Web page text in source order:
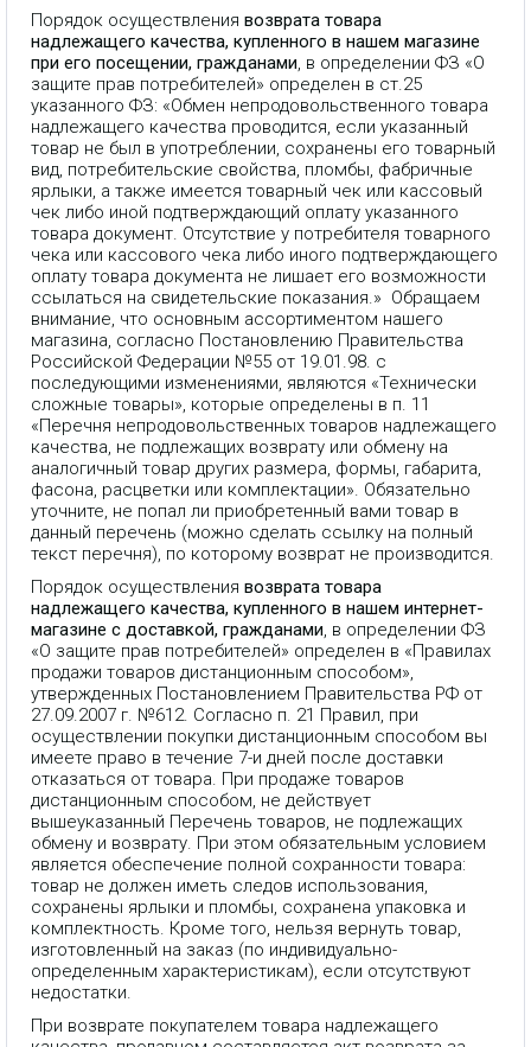
Порядок осуществления возврата товара
надлежащего качества, купленного в нашем магазине
при его посещении, гражданами, в определении ФЗ «О
защите прав потребителей» определен в ст.25
указанного ФЗ: «Обмен непродовольственного товара
надлежащего качества проводится, если указанный
товар не был в употреблении, сохранены его товарный
вид, потребительские свойства, пломбы, фабричные
ярлыки, а также имеется товарный чек или кассовый
чек либо иной подтверждающий оплату указанного
товара документ. Отсутствие у потребителя товарного
чека или кассового чека либо иного подтверждающего
оплату товара документа не лишает его возможности
ссылаться на свидетельские показания.» Обращаем
внимание, что основным ассортиментом нашего
магазина, согласно Постановлению Правительства
Российской Федерации №55 от 19.01.98. с
последующими изменениями, являются «Технически
сложные товары», которые определены в п. 11
«Перечня непродовольственных товаров надлежащего
качества, не подлежащих возврату или обмену на
аналогичный товар других размера, формы, габарита,
фасона, расцветки или комплектации». Обязательно
уточните, не попал ли приобретенный вами товар в
данный перечень (можно сделать ссылку на полный
текст перечня), по которому возврат не производится.
Порядок осуществления возврата товара
надлежащего качества, купленного в нашем интернет-
магазине с доставкой, гражданами, в определении ФЗ
«О защите прав потребителей» определен в «Правилах
продажи товаров дистанционным способом»,
утвержденных Постановлением Правительства РФ от
27.09.2007 г. №612. Согласно п. 21 Правил, при
осуществлении покупки дистанционным способом вы
имеете право в течение 7-и дней после доставки
отказаться от товара. При продаже товаров
дистанционным способом, не действует
вышеуказанный Перечень товаров, не подлежащих
обмену и возврату. При этом обязательным условием
является обеспечение полной сохранности товара:
товар не должен иметь следов использования,
сохранены ярлыки и пломбы, сохранена упаковка и
комплектность. Кроме того, нельзя вернуть товар,
изготовленный на заказ (по индивидуально-
определенным характеристикам), если отсутствуют
недостатки.
При возврате покупателем товара надлежащего